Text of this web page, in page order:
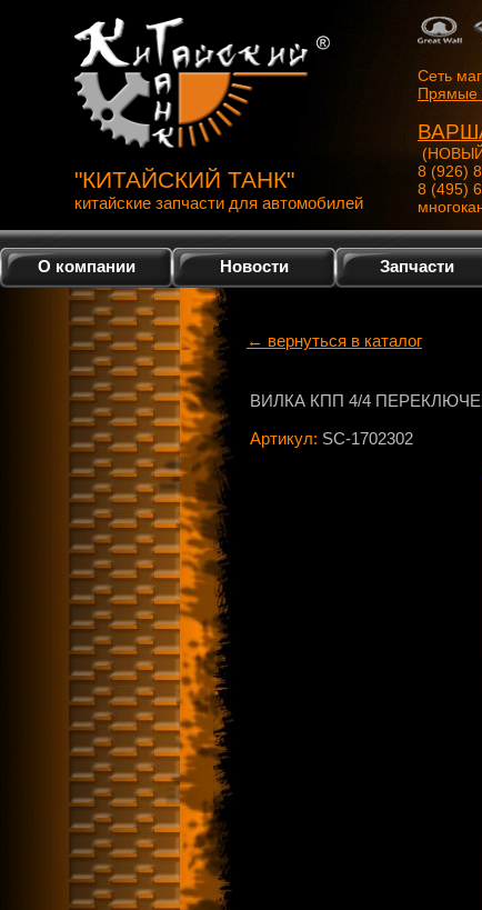
"КИТАЙСКИЙ ТАНК"
китайские запчасти для автомобилей
Сеть
Прямые
8 (926)
8 (495)
О компании Новости Запчасти
← вернуться в каталог
ВИЛКА КПП 4/4
Артикул: SC-1702302